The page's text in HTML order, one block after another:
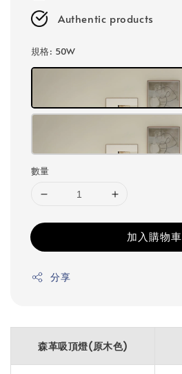
Authentic products
規格: 50W
數量
加入購物車
分享
森革吸頂燈(原木色)